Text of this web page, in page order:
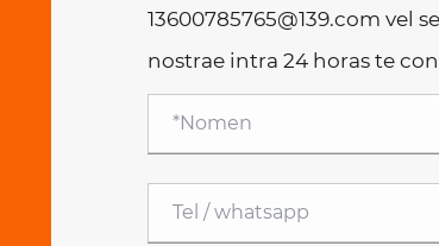
13600785765@139.com
nostrae intra 24 horas te